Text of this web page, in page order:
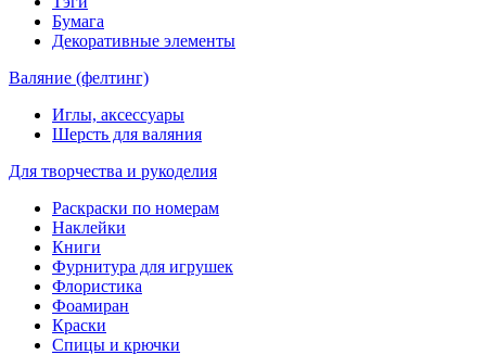
Бумага
Декоративные элементы
Валяние (фелтинг)
Иглы, аксессуары
Шерсть для валяния
Для творчества и рукоделия
Раскраски по номерам
Наклейки
Книги
Фурнитура для игрушек
Флористика
Фоамиран
Краски
Спицы и крючки